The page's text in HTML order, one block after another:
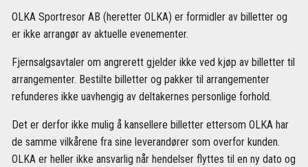
OLKA Sportresor AB (heretter OLKA) er formidler av billetter og
er ikke arrangør av aktuelle evenementer.
Fjernsalgsavtaler om angrerett gjelder ikke ved kjøp av billetter til
arrangementer. Bestilte billetter og pakker til arrangementer
refunderes ikke uavhengig av deltakernes personlige forhold.
Det er derfor ikke mulig å kansellere billetter ettersom OLKA har
de samme vilkårene fra sine leverandører som overfor kunden.
OLKA er heller ikke ansvarlig når hendelser flyttes til en ny dato og